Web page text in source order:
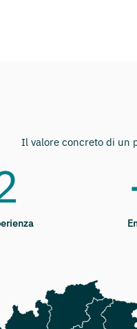
Il valore concreto di un